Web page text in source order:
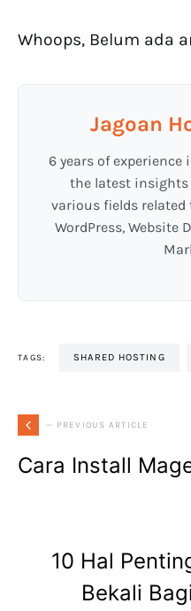
Whoops, Belum ada
Jagoan
6 years of
the latest insights
various fields related
WordPress, Website
TAGS: SHARED HOSTING
— PREVIOUS ARTICLE
Cara Install
10 Hal
Bekali